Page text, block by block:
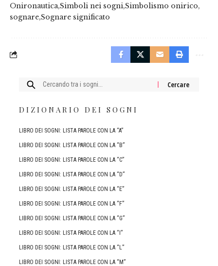
Onironautica Simboli nei sogni Simbolismo onirico
sognare Sognare significato
Cercare:
DIZIONARIO DEI SOGNI
LIBRO DEI SOGNI: LISTA PAROLE CON LA “A”
LIBRO DEI SOGNI: LISTA PAROLE CON LA “B”
LIBRO DEI SOGNI: LISTA PAROLE CON LA “C”
LIBRO DEI SOGNI: LISTA PAROLE CON LA “D”
LIBRO DEI SOGNI: LISTA PAROLE CON LA “E”
LIBRO DEI SOGNI: LISTA PAROLE CON LA “F”
LIBRO DEI SOGNI: LISTA PAROLE CON LA “G”
LIBRO DEI SOGNI: LISTA PAROLE CON LA “I”
LIBRO DEI SOGNI: LISTA PAROLE CON LA “L”
LIBRO DEI SOGNI: LISTA PAROLE CON LA “M”